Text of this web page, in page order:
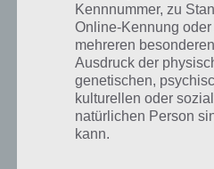
Kennnummer, zu
Online-Kennung
mehreren
Ausdruck der
genetischen,
kulturellen oder
natürlichen Person
kann.